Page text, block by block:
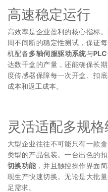
高速稳定运行
高效率是企业盈利的核心指标
周不间断的稳定性测试，保证
机配备多轴伺服驱动系统与
达数千盒的产量，还能确保长
度传感器保障每一次开盒、扣
成本和返工成本。
灵活适配多规格
大型企业往往不可能只有一款
类型的产品包装。一台出色的
切换功能，并且触控操作界面
现生产快速切换。无论是大批
足需求。